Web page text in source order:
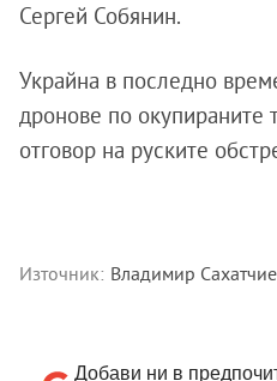
Сергей Собянин.
Украйна в последно
дронове по окупираните
отговор на руските
Източник: Владимир
Добави ни в